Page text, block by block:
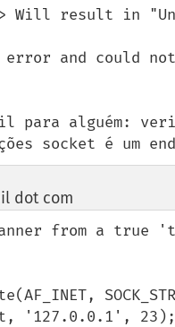
error and could
para alguém:
socket é um
dot com
from a true
'127.0.0.1', 23);